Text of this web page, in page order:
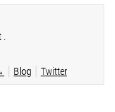
.
Blog Twitter